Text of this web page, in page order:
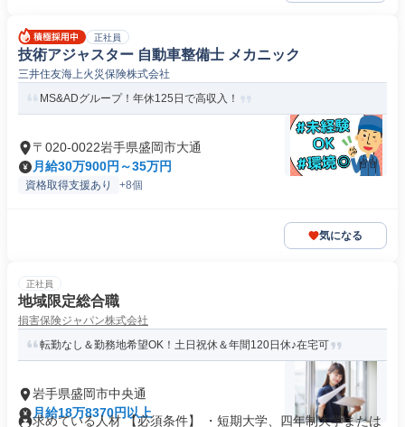
正社員
技術アジャスター 自動車整備士 メカニック
三井住友海上火災保険株式会社
MS&ADグループ！年休125日で高収入！
〒020-0022岩手県盛岡市大通
月給30万900円～35万円
資格取得支援あり +8個
気になる
正社員
地域限定総合職
損害保険ジャパン株式会社
転勤なし＆勤務地希望OK！土日祝休＆年間120日休♪在宅可
岩手県盛岡市中央通
月給18万8370円以上
求めている人材 【必須条件】 ・短期大学、四年制大学または